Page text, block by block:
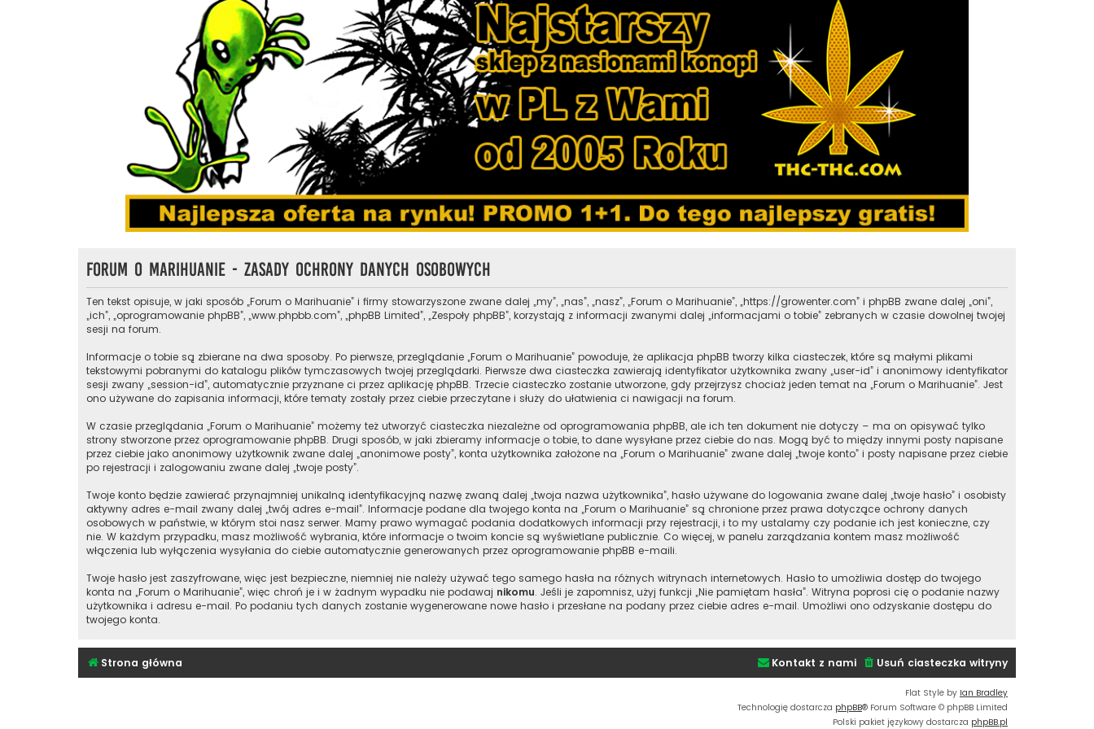
Forum o Marihuanie - Zasady ochrony danych osobowych
Ten tekst opisuje, w jaki sposób „Forum o Marihuanie” i firmy stowarzyszone zwane dalej „my”, „nas”, „nasz”, „Forum o Marihuanie”, „https://growenter.com” i phpBB zwane dalej „oni”,
„ich”, „oprogramowanie phpBB”, „www.phpbb.com”, „phpBB Limited”, „Zespoły phpBB”, korzystają z informacji zwanymi dalej „informacjami o tobie” zebranych w czasie dowolnej twojej
sesji na forum.
Informacje o tobie są zbierane na dwa sposoby. Po pierwsze, przeglądanie „Forum o Marihuanie” powoduje, że aplikacja phpBB tworzy kilka ciasteczek, które są małymi plikami
tekstowymi pobranymi do katalogu plików tymczasowych twojej przeglądarki. Pierwsze dwa ciasteczka zawierają identyfikator użytkownika zwany „user-id” i anonimowy identyfikator
sesji zwany „session-id”, automatycznie przyznane ci przez aplikację phpBB. Trzecie ciasteczko zostanie utworzone, gdy przejrzysz chociaż jeden temat na „Forum o Marihuanie”. Jest
ono używane do zapisania informacji, które tematy zostały przez ciebie przeczytane i służy do ułatwienia ci nawigacji na forum.
W czasie przeglądania „Forum o Marihuanie” możemy też utworzyć ciasteczka niezależne od oprogramowania phpBB, ale ich ten dokument nie dotyczy – ma on opisywać tylko
strony stworzone przez oprogramowanie phpBB. Drugi sposób, w jaki zbieramy informacje o tobie, to dane wysyłane przez ciebie do nas. Mogą być to między innymi posty napisane
przez ciebie jako anonimowy użytkownik zwane dalej „anonimowe posty”, konta użytkownika założone na „Forum o Marihuanie” zwane dalej „twoje konto” i posty napisane przez ciebie
po rejestracji i zalogowaniu zwane dalej „twoje posty”.
Twoje konto będzie zawierać przynajmniej unikalną identyfikacyjną nazwę zwaną dalej „twoja nazwa użytkownika”, hasło używane do logowania zwane dalej „twoje hasło” i osobisty
aktywny adres e-mail zwany dalej „twój adres e-mail”. Informacje podane dla twojego konta na „Forum o Marihuanie” są chronione przez prawa dotyczące ochrony danych
osobowych w państwie, w którym stoi nasz serwer. Mamy prawo wymagać podania dodatkowych informacji przy rejestracji, i to my ustalamy czy podanie ich jest konieczne, czy
nie. W każdym przypadku, masz możliwość wybrania, które informacje o twoim koncie są wyświetlane publicznie. Co więcej, w panelu zarządzania kontem masz możliwość
włączenia lub wyłączenia wysyłania do ciebie automatycznie generowanych przez oprogramowanie phpBB e-maili.
Twoje hasło jest zaszyfrowane, więc jest bezpieczne, niemniej nie należy używać tego samego hasła na różnych witrynach internetowych. Hasło to umożliwia dostęp do twojego
konta na „Forum o Marihuanie”, więc chroń je i w żadnym wypadku nie podawaj nikomu. Jeśli je zapomnisz, użyj funkcji „Nie pamiętam hasła”. Witryna poprosi cię o podanie nazwy
użytkownika i adresu e-mail. Po podaniu tych danych zostanie wygenerowane nowe hasło i przesłane na podany przez ciebie adres e-mail. Umożliwi ono odzyskanie dostępu do
twojego konta.
Strona główna Usuń ciasteczka witryny
Kontakt z nami
Flat Style by Ian Bradley
Technologię dostarcza phpBB® Forum Software © phpBB Limited
Polski pakiet językowy dostarcza phpBB.pl